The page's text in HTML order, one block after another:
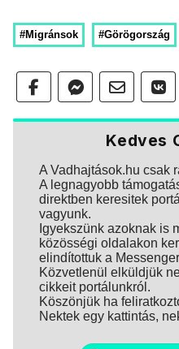
#Migránsok #Görögország
Kedves
A Vadhajtások.hu csak
A legnagyobb
direktben keresitek
vagyunk.
Igyekszünk azoknak is
közösségi oldalakon
elindítottuk a
Közvetlenül elküldjük
cikkeit portálunkról.
Köszönjük ha
Nektek egy kattintás,